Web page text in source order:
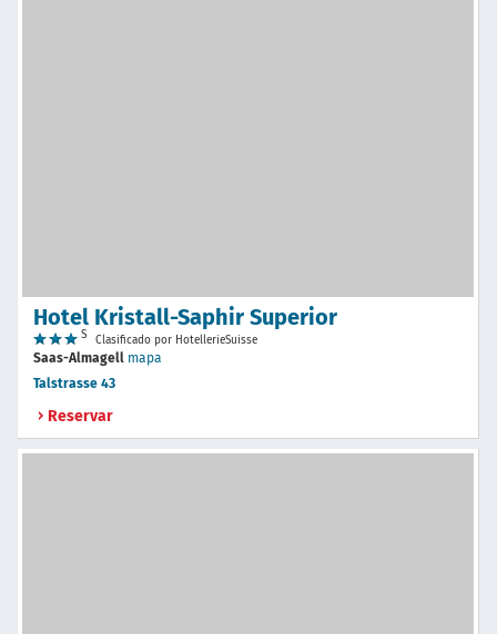
Hotel Kristall-Saphir Superior
S Clasificado por HotellerieSuisse
Saas-Almagell mapa
Talstrasse 43
Reservar